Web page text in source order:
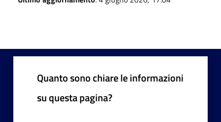
Quanto sono chiare le informazioni
su questa pagina?